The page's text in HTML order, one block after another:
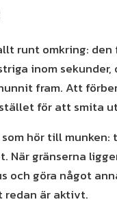
runt omkring:
inom sekunder,
fram. Att
för att smita
hör till munken:
När gränserna
och göra något
redan är aktivt.